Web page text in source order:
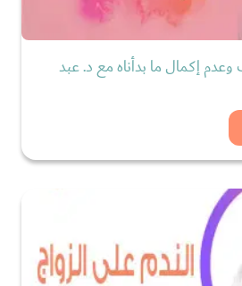
إكمال ما بدأناه مع د. عبد